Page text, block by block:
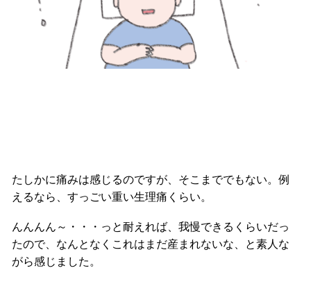
たしかに痛みは感じるのですが、そこまででもない。例
えるなら、すっごい重い生理痛くらい。
んんんん～・・・っと耐えれば、我慢できるくらいだっ
たので、なんとなくこれはまだ産まれないな、と素人な
がら感じました。